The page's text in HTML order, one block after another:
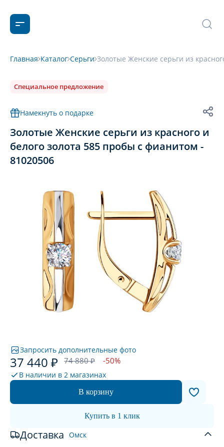
Главная Каталог Серьги Золотые Женские серьги из
Специальное предложение
Намекнуть о подарке
Золотые Женские серьги из красного и
белого золота 585 пробы с фианитом -
81020506
Запросить дополнительные фото
37 440 ₽ 74 880 ₽ -50%
В наличии в 2 магазинах
В корзину
Купить в 1 клик
Доставка Омск